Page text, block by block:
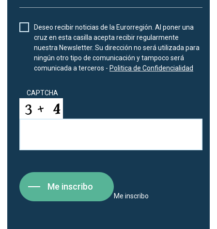
Deseo recibir noticias de la Eurorregión. Al poner una
cruz en esta casilla acepta recibir regularmente
nuestra Newsletter. Su dirección no será utilizada para
ningún otro tipo de comunicación y tampoco será
comunicada a terceros - Politica de Confidencialidad
CAPTCHA
Me inscribo
Me inscribo